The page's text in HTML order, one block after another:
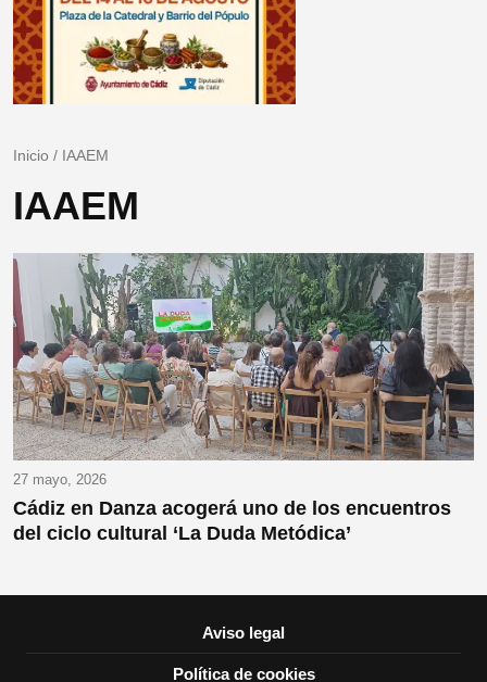
Inicio / IAAEM
IAAEM
27 mayo, 2026
Cádiz en Danza acogerá uno de los encuentros
del ciclo cultural ‘La Duda Metódica’
Aviso legal
Política de cookies